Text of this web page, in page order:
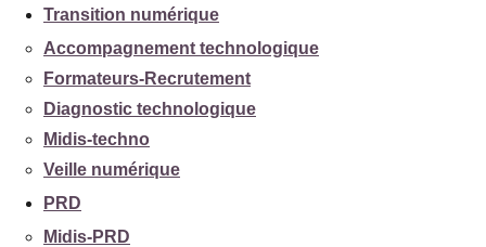
Transition numérique
Accompagnement technologique
Formateurs-Recrutement
Diagnostic technologique
Midis-techno
Veille numérique
PRD
Midis-PRD